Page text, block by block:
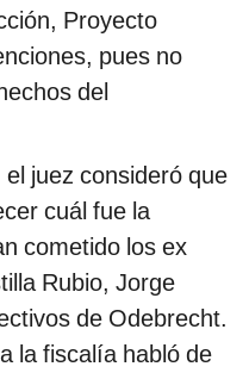
Proyecto
pues no
del
juez consideró que
cuál fue la
cometido los ex
Rubio, Jorge
de Odebrecht.
la fiscalía habló de